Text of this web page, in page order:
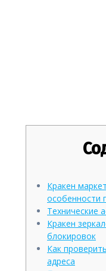
Кракен
особенности
Технические
Кракен
блокировок
Как
адреса